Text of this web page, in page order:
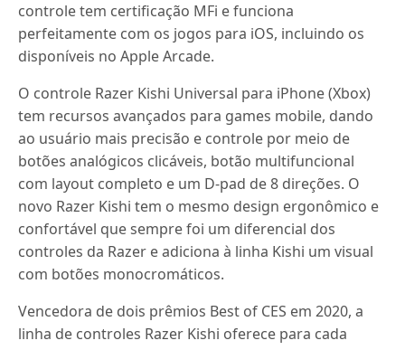
controle tem certificação MFi e funciona
perfeitamente com os jogos para iOS, incluindo os
disponíveis no Apple Arcade.
O controle Razer Kishi Universal para iPhone (Xbox)
tem recursos avançados para games mobile, dando
ao usuário mais precisão e controle por meio de
botões analógicos clicáveis, botão multifuncional
com layout completo e um D-pad de 8 direções. O
novo Razer Kishi tem o mesmo design ergonômico e
confortável que sempre foi um diferencial dos
controles da Razer e adiciona à linha Kishi um visual
com botões monocromáticos.
Vencedora de dois prêmios Best of CES em 2020, a
linha de controles Razer Kishi oferece para cada